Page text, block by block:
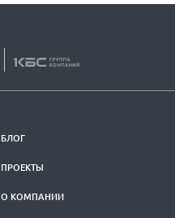
БЛОГ
ПРОЕКТЫ
О КОМПАНИИ